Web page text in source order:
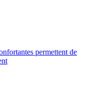
permettent de